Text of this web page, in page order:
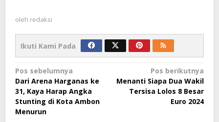
oleh redaksi
Ikuti Kami Pada
Navigasi
pos
Pos sebelumnya
Dari Arena Harganas ke
31, Kaya Harap Angka
Stunting di Kota Ambon
Menurun
Pos berikutnya
Menanti Siapa Dua Wakil
Tersisa Lolos 8 Besar
Euro 2024